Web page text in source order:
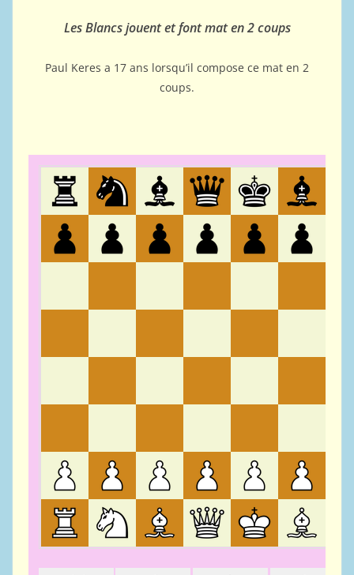
Les Blancs jouent et font mat en 2 coups
Paul Keres a 17 ans lorsqu’il compose ce mat en 2
coups.